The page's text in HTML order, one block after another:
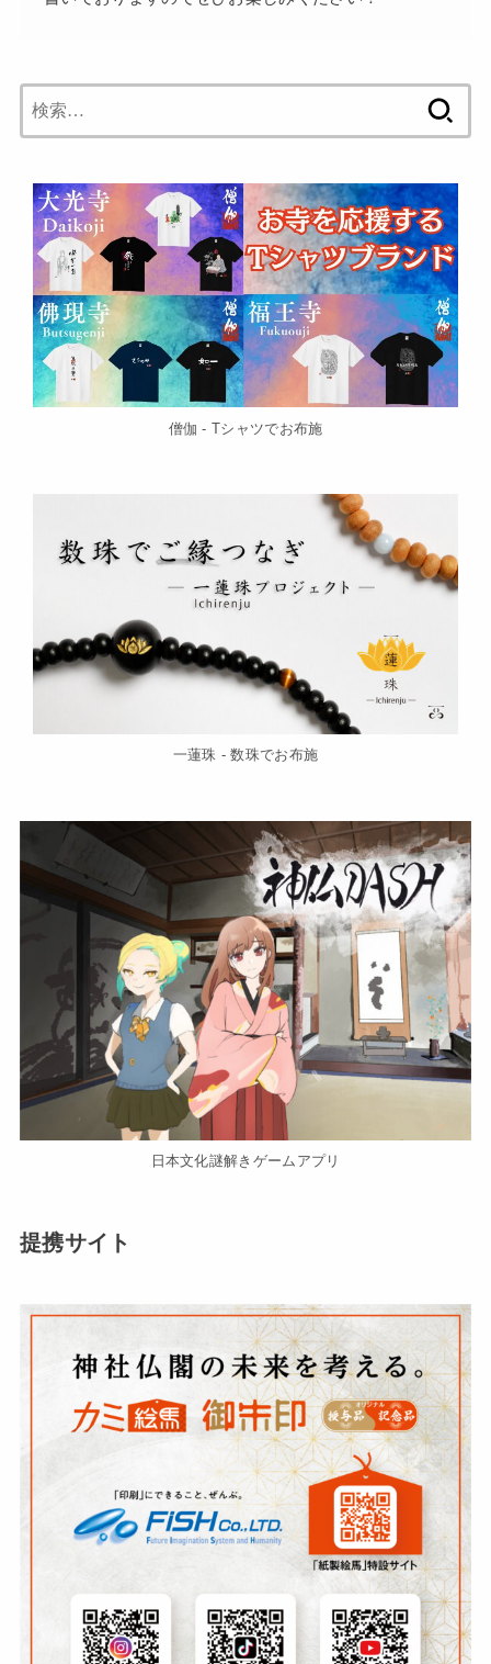
索:
僧伽 - Tシャツでお布施
一蓮珠 - 数珠でお布施
日本文化謎解きゲームアプリ
提携サイト